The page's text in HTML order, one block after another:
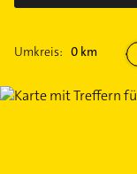
Umkreis: 0 km